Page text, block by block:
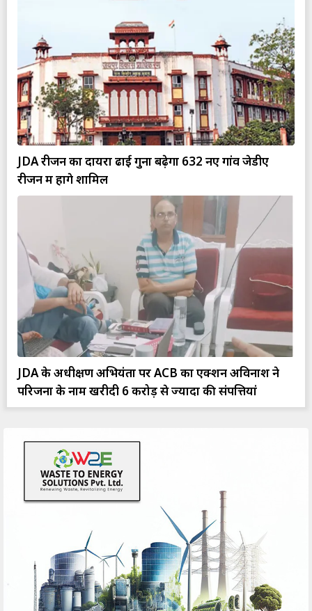
JDA रीजन का दायरा ढाई गुना बढ़ेगा 632 नए गांव जेडीए
रीजन में होंगे शामिल
JDA के अधीक्षण अभियंता पर ACB का एक्शन अविनाश ने
परिजनों के नाम खरीदी 6 करोड़ से ज्यादा की संपत्तियां